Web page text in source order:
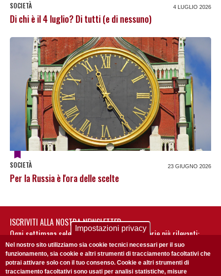
SOCIETÀ 4 LUGLIO 2026
Di chi è il 4 luglio? Di tutti (e di nessuno)
SOCIETÀ 23 GIUGNO 2026
Per la Russia è l'ora delle scelte
ISCRIVITI ALLA NOSTRA NEWSLETTER
Ogni settimana selezioniamo per te nostre storie più rilevanti:
non perderti gli aggiornamenti della nostra newsletter
Impostazioni privacy
Nel nostro sito utilizziamo sia cookie tecnici necessari per il suo
funzionamento, sia cookie e altri strumenti di tracciamento facoltativi che
potrai attivare solo con il tuo consenso. Cookie e altri strumenti di
tracciamento facoltativi sono usati per analisi statistiche, misure